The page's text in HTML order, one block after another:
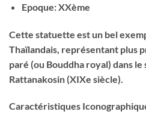
Epoque: XXème
Cette statuette est un bel
Thaïlandais, représentant plus
paré (ou Bouddha royal) dans
Rattanakosin (XIXe siècle).
Caractéristiques